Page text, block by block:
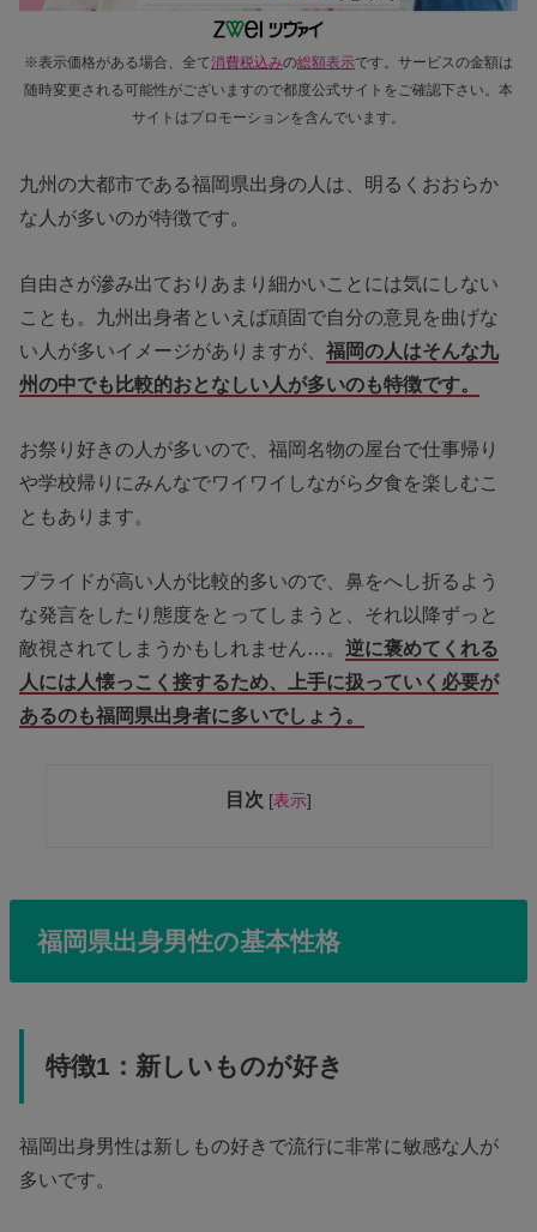
※表示価格がある場合、全て消費税込みの総額表示です。サービスの金額は
随時変更される可能性がございますので都度公式サイトをご確認下さい。本
サイトはプロモーションを含んでいます。
九州の大都市である福岡県出身の人は、明るくおおらか
な人が多いのが特徴です。
自由さが滲み出ておりあまり細かいことには気にしない
ことも。九州出身者といえば頑固で自分の意見を曲げな
い人が多いイメージがありますが、福岡の人はそんな九
州の中でも比較的おとなしい人が多いのも特徴です。
お祭り好きの人が多いので、福岡名物の屋台で仕事帰り
や学校帰りにみんなでワイワイしながら夕食を楽しむこ
ともあります。
プライドが高い人が比較的多いので、鼻をへし折るよう
な発言をしたり態度をとってしまうと、それ以降ずっと
敵視されてしまうかもしれません…。逆に褒めてくれる
人には人懐っこく接するため、上手に扱っていく必要が
あるのも福岡県出身者に多いでしょう。
目次 [表示]
福岡県出身男性の基本性格
特徴1：新しいものが好き
福岡出身男性は新しもの好きで流行に非常に敏感な人が
多いです。